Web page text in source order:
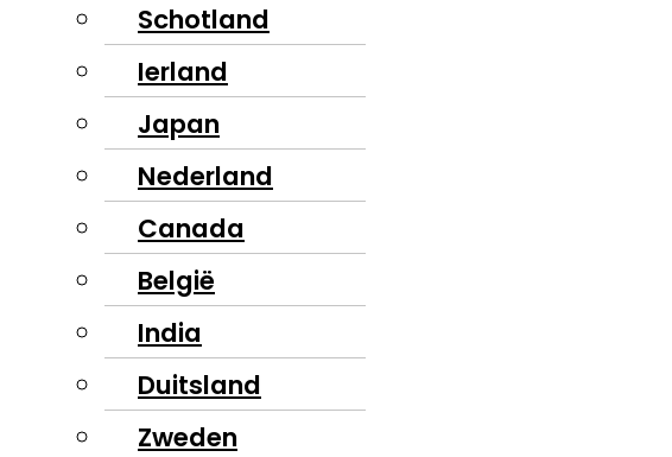
Schotland
Ierland
Japan
Nederland
Canada
België
India
Duitsland
Zweden